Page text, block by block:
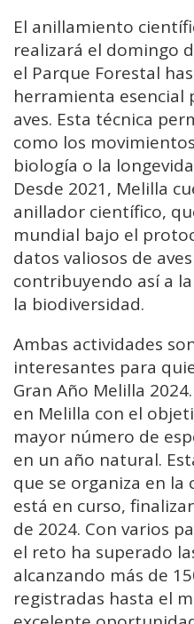
El anillamiento
realizará el domingo
el Parque Forestal
herramienta esencial
aves. Esta técnica
como los
biología o la
Desde 2021, Melilla
anillador científico,
mundial bajo el
datos valiosos de
contribuyendo así a
la biodiversidad.
Ambas actividades
interesantes para
Gran Año Melilla
en Melilla con el
mayor número de
en un año natural.
que se organiza en
está en curso,
de 2024. Con varios
el reto ha superado
alcanzando más de
registradas hasta el